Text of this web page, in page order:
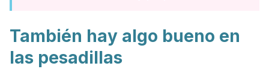
También hay algo bueno en
las pesadillas